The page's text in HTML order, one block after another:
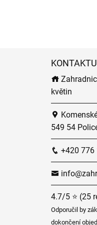
květin
549 54
+420 776
4.7/5 ⭐ (25
Odporučil by
dokončení